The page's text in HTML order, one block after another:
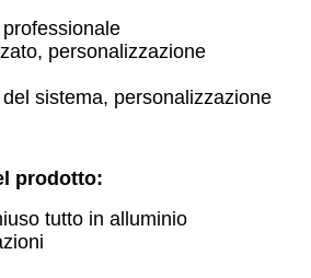
personalizzazione
sistema, personalizzazione
prodotto:
tutto in alluminio